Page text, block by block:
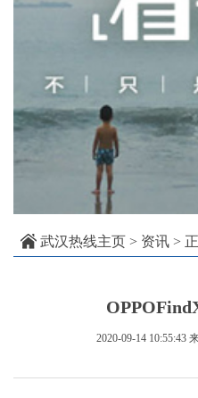
武汉热线主页 > 资讯 >
2020-09-14 10:55:43